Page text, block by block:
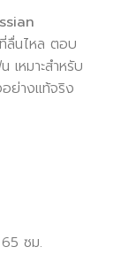
ลื่นไหล ตอบ
เหมาะสำหรับ
ย่างแท้จริง
ซม.